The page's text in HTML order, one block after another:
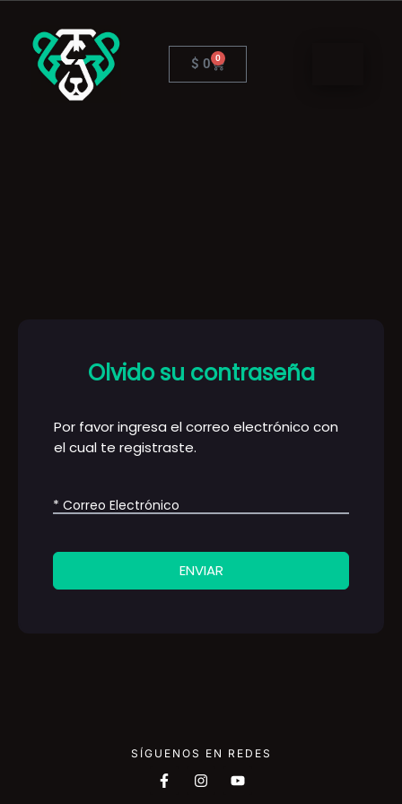
contenido
$ 0 0
Cart
Olvido su contraseña
Por favor ingresa el correo electrónico con
el cual te registraste.
* Correo Electrónico
ENVIAR
SÍGUENOS EN REDES
F
a
I
n
Y
o